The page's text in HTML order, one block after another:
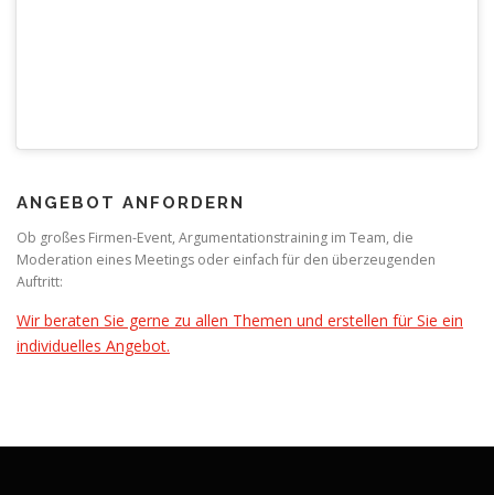
ANGEBOT ANFORDERN
Ob großes Firmen-Event, Argumentationstraining im Team, die
Moderation eines Meetings oder einfach für den überzeugenden
Auftritt:
Wir beraten Sie gerne zu allen Themen und erstellen für Sie ein
individuelles Angebot.